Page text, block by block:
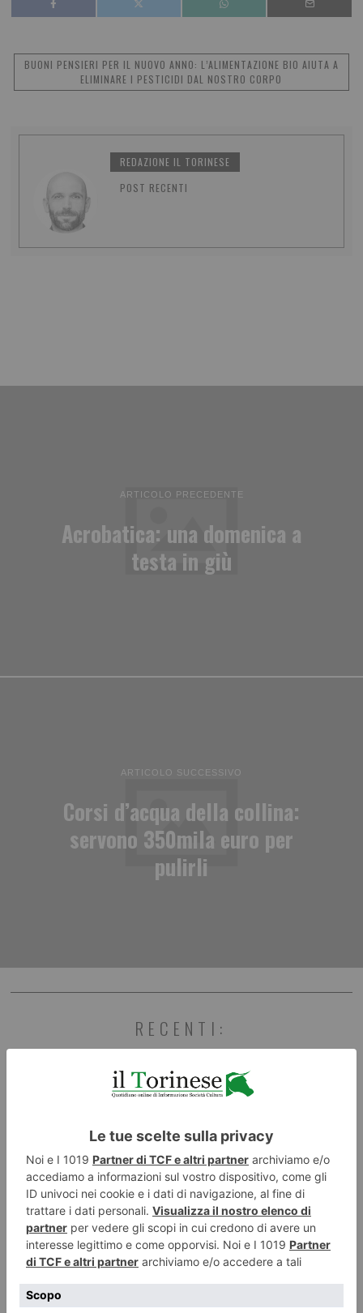
BUONI PENSIERI PER IL NUOVO ANNO: L’ALIMENTAZIONE BIO AIUTA A
ELIMINARE I PESTICIDI DAL NOSTRO CORPO
REDAZIONE IL TORINESE
POST RECENTI
ARTICOLO PRECEDENTE
Acrobatica: una domenica a
testa in giù
ARTICOLO SUCCESSIVO
Corsi d’acqua della collina:
servono 350mila euro per
pulirli
RECENTI: